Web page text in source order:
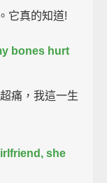
它真的知道!
bones hurt
痛，我這一生
she